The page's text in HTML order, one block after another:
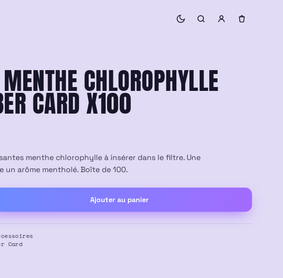
CHLOROPHYLLE
CARD X100
menthe chlorophylle à insérer dans le filtre. Une
un arôme mentholé. Boîte de 100.
Ajouter au panier
Card